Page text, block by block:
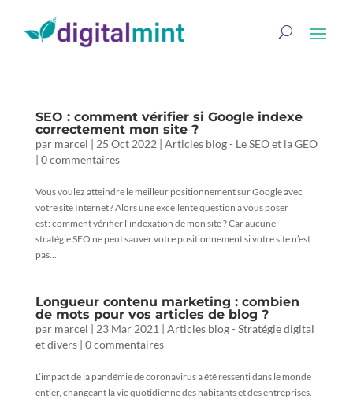
SEO : comment vérifier si Google indexe
correctement mon site ?
par marcel | 25 Oct 2022 | Articles blog - Le SEO et la GEO
| 0 commentaires
Vous voulez atteindre le meilleur positionnement sur Google avec
votre site Internet ? Alors une excellente question à vous poser
est : comment vérifier l’indexation de mon site ? Car aucune
stratégie SEO ne peut sauver votre positionnement si votre site n’est
pas...
Longueur contenu marketing : combien
de mots pour vos articles de blog ?
par marcel | 23 Mar 2021 | Articles blog - Stratégie digital
et divers| 0 commentaires
L’impact de la pandémie de coronavirus a été ressenti dans le monde
entier, changeant la vie quotidienne des habitants et des entreprises.